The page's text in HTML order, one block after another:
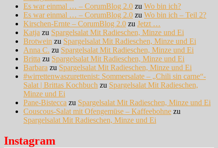
Es war einmal … – CorumBlog 2.0 zu Wo bin ich?
Es war einmal … – CorumBlog 2.0 zu Wo bin ich – Teil 2?
Kirschen-Ernte – CorumBlog 2.0 zu Jetzt …
Katja zu Spargelsalat Mit Radieschen, Minze und Ei
Brotwein zu Spargelsalat Mit Radieschen, Minze und Ei
Anna C. zu Spargelsalat Mit Radieschen, Minze und Ei
Britta zu Spargelsalat Mit Radieschen, Minze und Ei
Barbara zu Spargelsalat Mit Radieschen, Minze und Ei
#wirrettenwaszurettenist: Sommersalate – „Chili sin carne“-
Salat | Brittas Kochbuch zu Spargelsalat Mit Radieschen,
Minze und Ei
Pane-Bistecca zu Spargelsalat Mit Radieschen, Minze und Ei
Couscous-Salat mit Ofengemüse – Kaffeebohne zu
Spargelsalat Mit Radieschen, Minze und Ei
Instagram